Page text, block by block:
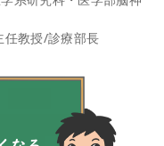
教授/診療部長